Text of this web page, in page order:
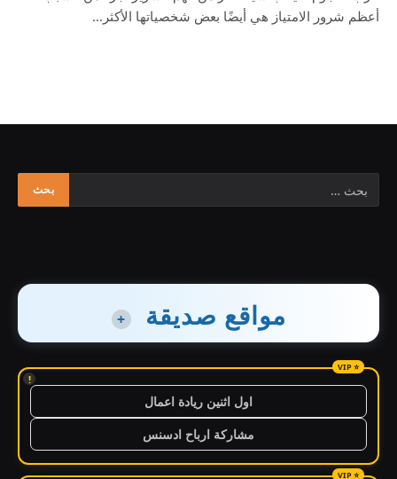
أعظم شرور الامتياز هي أيضًا بعض شخصياتها الأكثر…
مواقع صديقة +
!
اول اثنين ريادة اعمال
مشاركة ارباح ادسنس